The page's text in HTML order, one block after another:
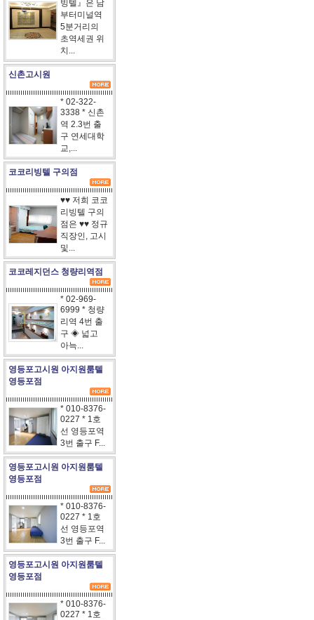
빙텔』은 남
부터미널역
5분거리의
초역세권 위
치...
신촌고시원
* 02-322-
3338 * 신촌
역 2.3번 출
구 연세대학
교,...
코코리빙텔 구의점
♥♥ 저희 코코
리빙텔 구의
점은 ♥♥ 정규
직장인, 고시
및...
코코레지던스 청량리역점
* 02-969-
6999 * 청량
리역 4번 출
구 ◈ 넓고
아늑...
영등포고시원 아지원룸텔
영등포점
* 010-8376-
0227 * 1호
선 영등포역
3번 출구 F...
영등포고시원 아지원룸텔
영등포점
* 010-8376-
0227 * 1호
선 영등포역
3번 출구 F...
영등포고시원 아지원룸텔
영등포점
* 010-8376-
0227 * 1호